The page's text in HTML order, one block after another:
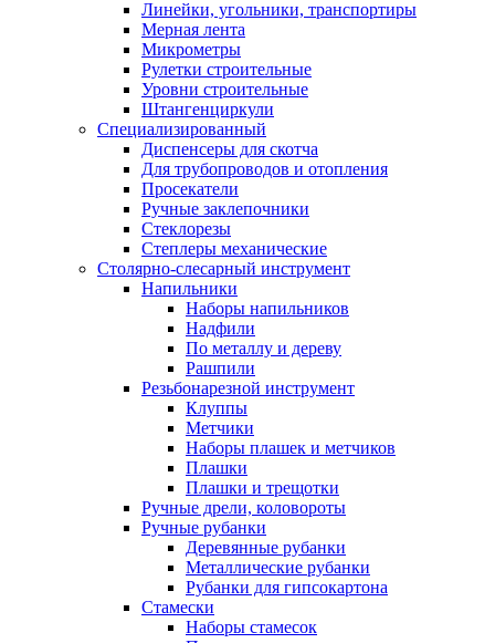
Линейки, угольники, транспортиры
Мерная лента
Микрометры
Рулетки строительные
Уровни строительные
Штангенциркули
Специализированный
Диспенсеры для скотча
Для трубопроводов и отопления
Просекатели
Ручные заклепочники
Стеклорезы
Степлеры механические
Столярно-слесарный инструмент
Напильники
Наборы напильников
Надфили
По металлу и дереву
Рашпили
Резьбонарезной инструмент
Клуппы
Метчики
Наборы плашек и метчиков
Плашки
Плашки и трещотки
Ручные дрели, коловороты
Ручные рубанки
Деревянные рубанки
Металлические рубанки
Рубанки для гипсокартона
Стамески
Наборы стамесок